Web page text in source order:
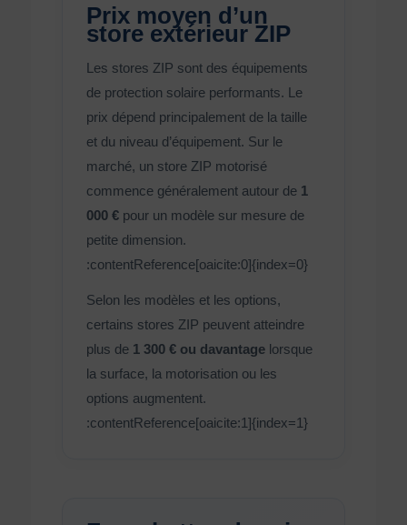
Prix moyen d’un
store extérieur ZIP
Les stores ZIP sont des équipements
de protection solaire performants. Le
prix dépend principalement de la taille
et du niveau d’équipement. Sur le
marché, un store ZIP motorisé
commence généralement autour de 1
000 € pour un modèle sur mesure de
petite dimension.
:contentReference[oaicite:0]{index=0}
Selon les modèles et les options,
certains stores ZIP peuvent atteindre
plus de 1 300 € ou davantage lorsque
la surface, la motorisation ou les
options augmentent.
:contentReference[oaicite:1]{index=1}